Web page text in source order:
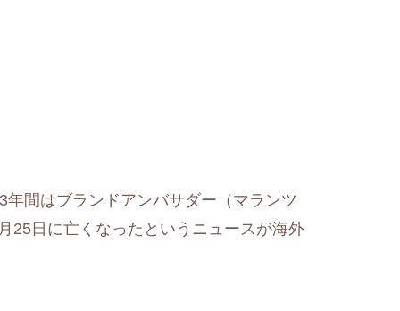
間はブランドアンバサダー（マランツ
25日に亡くなったというニュースが海外